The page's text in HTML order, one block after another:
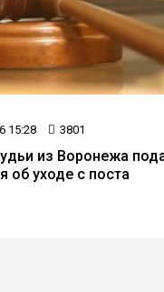
15:28 3801
из Воронежа
об уходе с поста